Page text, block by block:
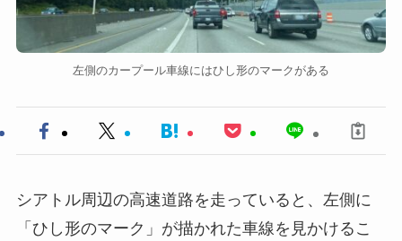
左側のカープール車線にはひし形のマークがある
シアトル周辺の高速道路を走っていると、左側に
「ひし形のマーク」が描かれた車線を見かけるこ